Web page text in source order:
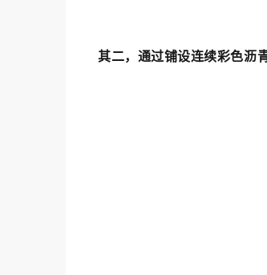
其二，通过铺设连续彩色沥